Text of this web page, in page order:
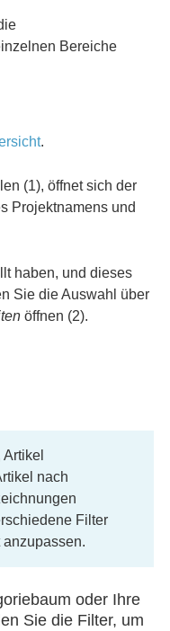
Bereiche
.
(1), öffnet sich der
Projektnamens und
haben, und dieses
Sie die Auswahl über
öffnen (2).
nach
Filter
oder Ihre
Sie die Filter, um